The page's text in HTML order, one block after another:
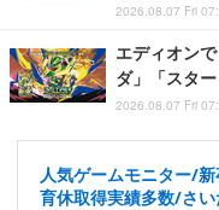
2026.08.07 Fri
エディオン
ダ」「スタ
2026.08.07 Fri
人気ゲームモニター/
育休取得実績多数/さ